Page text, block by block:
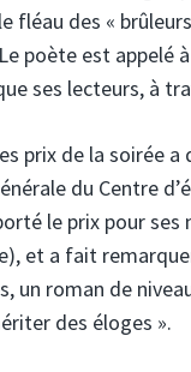
fléau des «
poète est appelé
ses lecteurs, à
prix de la soirée
du Centre
le prix pour
et a fait
un roman de
des éloges ».